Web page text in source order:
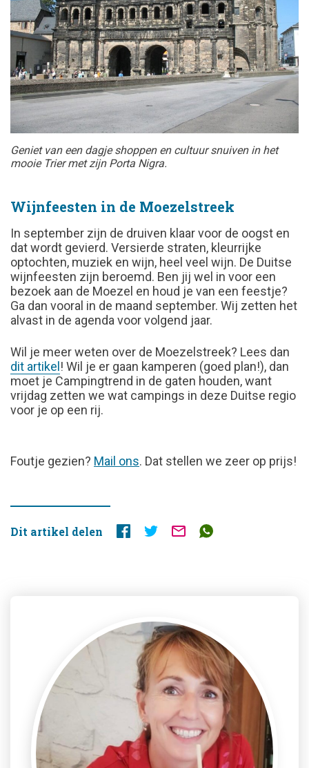
Geniet van een dagje shoppen en cultuur snuiven in het
mooie Trier met zijn Porta Nigra.
Wijnfeesten in de Moezelstreek
In september zijn de druiven klaar voor de oogst en
dat wordt gevierd. Versierde straten, kleurrijke
optochten, muziek en wijn, heel veel wijn. De Duitse
wijnfeesten zijn beroemd. Ben jij wel in voor een
bezoek aan de Moezel en houd je van een feestje?
Ga dan vooral in de maand september. Wij zetten het
alvast in de agenda voor volgend jaar.
Wil je meer weten over de Moezelstreek? Lees dan
dit artikel! Wil je er gaan kamperen (goed plan!), dan
moet je Campingtrend in de gaten houden, want
vrijdag zetten we wat campings in deze Duitse regio
voor je op een rij.
FOUTJE
GEZIEN?
Foutje gezien? Mail ons. Dat stellen we zeer op prijs!
Dit artikel delen